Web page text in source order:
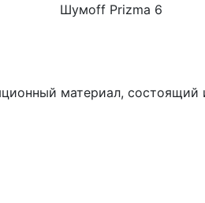
Шумoff Prizma 6
материал,